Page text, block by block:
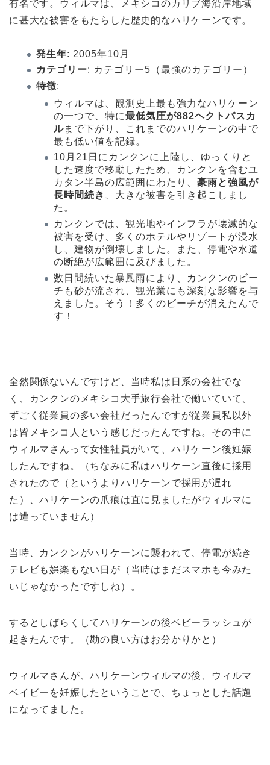
有名です。ウィルマは、メキシコのカリブ海沿岸地域
に甚大な被害をもたらした歴史的なハリケーンです。
発生年: 2005年10月
カテゴリー: カテゴリー5（最強のカテゴリー）
特徴:
ウィルマは、観測史上最も強力なハリケーン
の一つで、特に最低気圧が882ヘクトパスカ
ルまで下がり、これまでのハリケーンの中で
最も低い値を記録。
10月21日にカンクンに上陸し、ゆっくりと
した速度で移動したため、カンクンを含むユ
カタン半島の広範囲にわたり、 豪雨と強風が
長時間続き
、大きな被害を引き起こしまし
た。
カンクンでは、観光地やインフラが壊滅的な
被害を受け、多くのホテルやリゾートが浸水
し、建物が倒壊しました。また、停電や水道
の断絶が広範囲に及びました。
数日間続いた暴風雨により、カンクンのビー
チも砂が流され、観光業にも深刻な影響を与
えました。そう！多くのビーチが消えたんで
す！
全然関係ないんですけど、当時私は日系の会社でな
く、カンクンのメキシコ大手旅行会社で働いていて、
ずごく従業員の多い会社だったんですが従業員私以外
は皆メキシコ人という感じだったんですね。その中に
ウィルマさんって女性社員がいて、ハリケーン後妊娠
したんですね。（ちなみに私はハリケーン直後に採用
されたので（というよりハリケーンで採用が遅れ
た）、ハリケーンの爪痕は直に見ましたがウィルマに
は遭っていません）
当時、カンクンがハリケーンに襲われて、停電が続き
テレビも娯楽もない日が（当時はまだスマホも今みた
いじゃなかったですしね）。
するとしばらくしてハリケーンの後ベビーラッシュが
起きたんです。（勘の良い方はお分かりかと）
ウィルマさんが、ハリケーンウィルマの後、ウィルマ
ベイビーを妊娠したということで、ちょっとした話題
になってました。